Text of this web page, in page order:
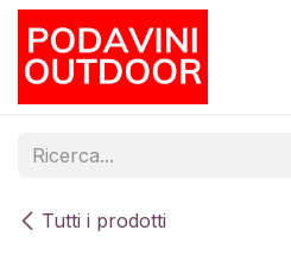
Passa al contenuto
Tutti i prodotti